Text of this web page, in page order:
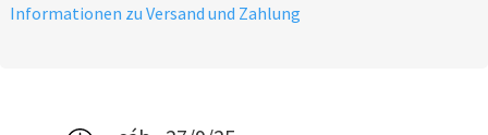
Informationen zu Versand und Zahlung